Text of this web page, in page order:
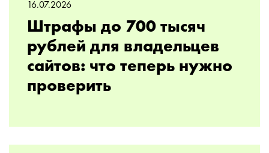
16.07.2026
Штрафы до 700 тысяч
рублей для владельцев
сайтов: что теперь нужно
проверить